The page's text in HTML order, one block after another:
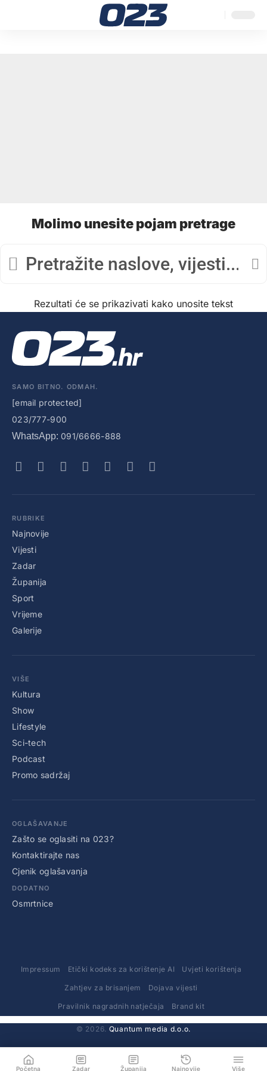
Molimo unesite pojam pretrage
Rezultati će se prikazivati kako unosite tekst
SAMO BITNO. ODMAH.
[email protected]
023/777-900
WhatsApp: 091/6666-888
RUBRIKE
Najnovije
Vijesti
Zadar
Županija
Sport
Vrijeme
Galerije
VIŠE
Kultura
Show
Lifestyle
Sci-tech
Podcast
Promo sadržaj
OGLAŠAVANJE
Zašto se oglasiti na 023?
Kontaktirajte nas
Cjenik oglašavanja
DODATNO
Osmrtnice
Impressum Etički kodeks za korištenje AI Uvjeti korištenja
Zahtjev za brisanjem Dojava vijesti
Pravilnik nagradnih natječaja Brand kit
© 2026. Quantum media d.o.o.
Početna Zadar Županija Najnovije Više